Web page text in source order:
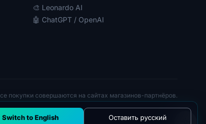
🎨 Leonardo AI
🤖 ChatGPT / OpenAI
покупки совершаются на сайтах магазинов-партнёров.
Switch to English Оставить русский